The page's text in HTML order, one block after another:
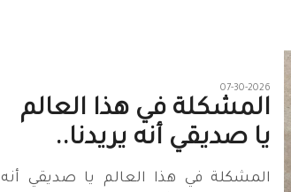
07-30-2026
المشكلة في هذا العالم
يا صديقي أنه يريدنا..
المشكلة في هذا العالم يا صديقي أنه